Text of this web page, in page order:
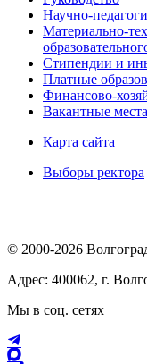
Научно-
Материально-
Стипендии и
Платные
Финансово-
Вакантные
Карта сайта
Выборы ректора
© 2000-2026
Адрес: 400062, г.
Мы в соц. сетях